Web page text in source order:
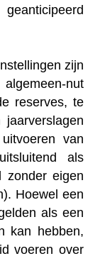
zijn
nut
reserves, te
van
als
zonder eigen
Hoewel een
als een
kan hebben,
voeren over